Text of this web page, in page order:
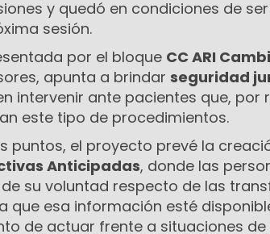
y quedó en condiciones de
sesión.
por el bloque CC ARI
apunta a brindar seguridad
intervenir ante pacientes que, por
este tipo de procedimientos.
puntos, el proyecto prevé la
Anticipadas, donde las
su voluntad respecto de las
que esa información esté
de actuar frente a situaciones de